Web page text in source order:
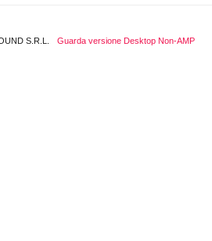
S.R.L. Guarda versione Desktop Non-AMP